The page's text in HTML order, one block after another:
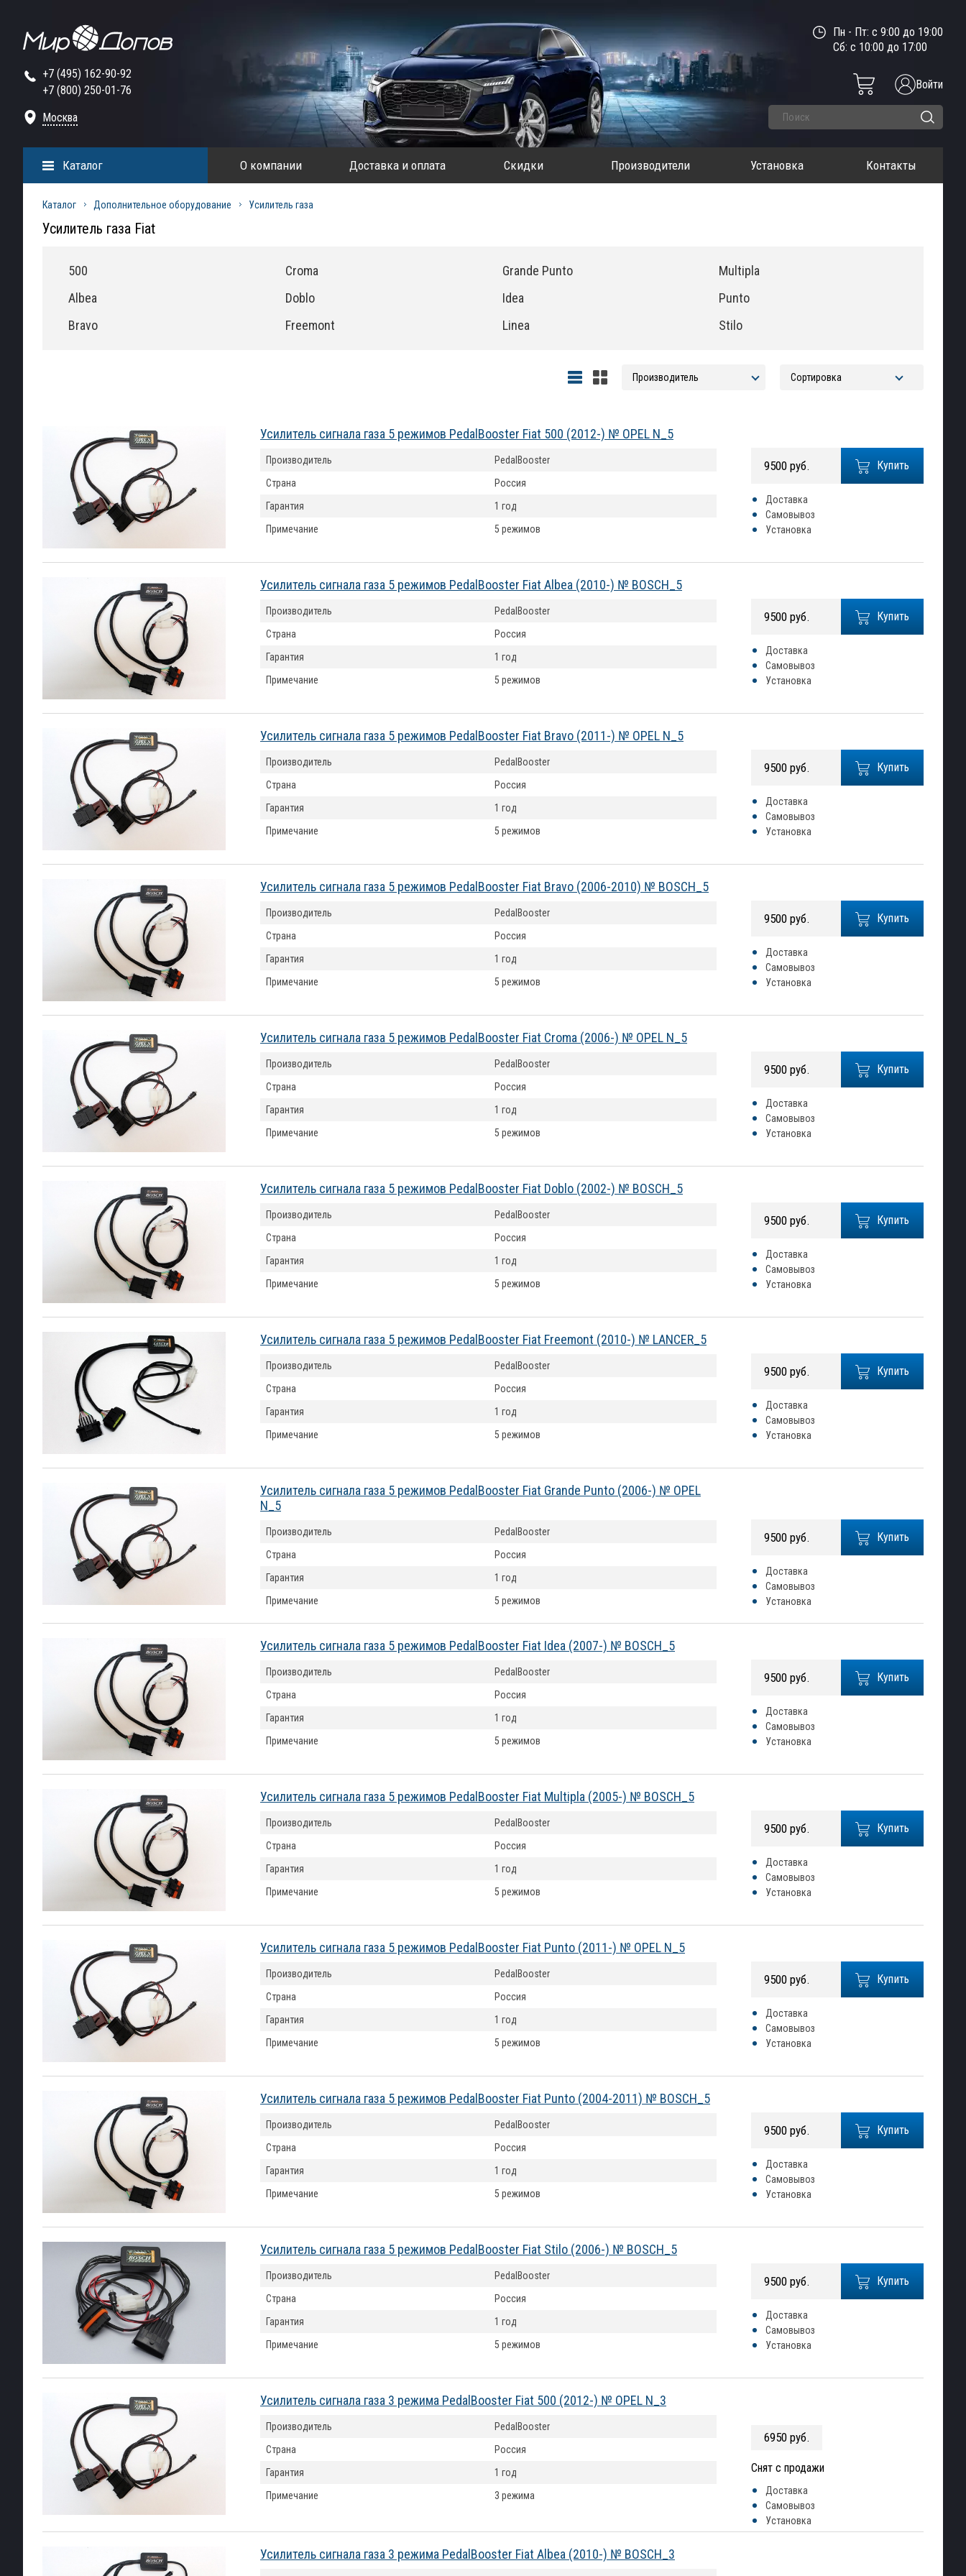
+7 (495) 162-90-92
+7 (800) 250-01-76
Москва
Пн - Пт: с 9:00 до 19:00
Сб: с 10:00 до 17:00
Войти
О компании Доставка и оплата Скидки Производители Установка Контакты
Каталог
Каталог Дополнительное оборудование Усилитель газа
Усилитель газа Fiat
500
Albea
Bravo
Croma
Doblo
Freemont
Grande Punto
Idea
Linea
Multipla
Punto
Stilo
Усилитель сигнала газа 5 режимов PedalBooster Fiat 500 (2012-) № OPEL N_5
Купить
9500 руб.
Доставка
Самовывоз
Установка
Производитель
PedalBooster
Страна
Россия
Гарантия
1 год
Примечание
5 режимов
Усилитель сигнала газа 5 режимов PedalBooster Fiat Albea (2010-) № BOSCH_5
Купить
9500 руб.
Доставка
Самовывоз
Установка
Производитель
PedalBooster
Страна
Россия
Гарантия
1 год
Примечание
5 режимов
Усилитель сигнала газа 5 режимов PedalBooster Fiat Bravo (2011-) № OPEL N_5
Купить
9500 руб.
Доставка
Самовывоз
Установка
Производитель
PedalBooster
Страна
Россия
Гарантия
1 год
Примечание
5 режимов
Усилитель сигнала газа 5 режимов PedalBooster Fiat Bravo (2006-2010) № BOSCH_5
Купить
9500 руб.
Доставка
Самовывоз
Установка
Производитель
PedalBooster
Страна
Россия
Гарантия
1 год
Примечание
5 режимов
Усилитель сигнала газа 5 режимов PedalBooster Fiat Croma (2006-) № OPEL N_5
Купить
9500 руб.
Доставка
Самовывоз
Установка
Производитель
PedalBooster
Страна
Россия
Гарантия
1 год
Примечание
5 режимов
Усилитель сигнала газа 5 режимов PedalBooster Fiat Doblo (2002-) № BOSCH_5
Купить
9500 руб.
Доставка
Самовывоз
Установка
Производитель
PedalBooster
Страна
Россия
Гарантия
1 год
Примечание
5 режимов
Усилитель сигнала газа 5 режимов PedalBooster Fiat Freemont (2010-) № LANCER_5
Купить
9500 руб.
Доставка
Самовывоз
Установка
Производитель
PedalBooster
Страна
Россия
Гарантия
1 год
Примечание
5 режимов
Усилитель сигнала газа 5 режимов PedalBooster Fiat Grande Punto (2006-) № OPEL
N_5
Купить
9500 руб.
Доставка
Самовывоз
Установка
Производитель
PedalBooster
Страна
Россия
Гарантия
1 год
Примечание
5 режимов
Усилитель сигнала газа 5 режимов PedalBooster Fiat Idea (2007-) № BOSCH_5
Купить
9500 руб.
Доставка
Самовывоз
Установка
Производитель
PedalBooster
Страна
Россия
Гарантия
1 год
Примечание
5 режимов
Усилитель сигнала газа 5 режимов PedalBooster Fiat Multipla (2005-) № BOSCH_5
Купить
9500 руб.
Доставка
Самовывоз
Установка
Производитель
PedalBooster
Страна
Россия
Гарантия
1 год
Примечание
5 режимов
Усилитель сигнала газа 5 режимов PedalBooster Fiat Punto (2011-) № OPEL N_5
Купить
9500 руб.
Доставка
Самовывоз
Установка
Производитель
PedalBooster
Страна
Россия
Гарантия
1 год
Примечание
5 режимов
Усилитель сигнала газа 5 режимов PedalBooster Fiat Punto (2004-2011) № BOSCH_5
Купить
9500 руб.
Доставка
Самовывоз
Установка
Производитель
PedalBooster
Страна
Россия
Гарантия
1 год
Примечание
5 режимов
Усилитель сигнала газа 5 режимов PedalBooster Fiat Stilo (2006-) № BOSCH_5
Купить
9500 руб.
Доставка
Самовывоз
Установка
Производитель
PedalBooster
Страна
Россия
Гарантия
1 год
Примечание
5 режимов
Усилитель сигнала газа 3 режима PedalBooster Fiat 500 (2012-) № OPEL N_3
6950 руб.
Снят с продажи
Доставка
Самовывоз
Установка
Производитель
PedalBooster
Страна
Россия
Гарантия
1 год
Примечание
3 режима
Усилитель сигнала газа 3 режима PedalBooster Fiat Albea (2010-) № BOSCH_3